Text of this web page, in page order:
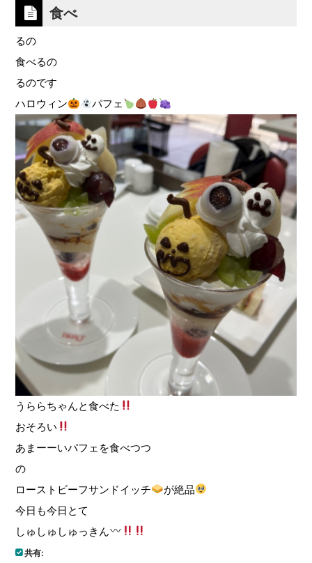
食べ
るの
食べるの
るのです
ハロウィン
パフェ
うららちゃんと食べた
おそろい
あまーーいパフェを食べつつ
の
ローストビーフサンドイッチ
が絶品
今日も今日とて
しゅしゅしゅっきん
共有: